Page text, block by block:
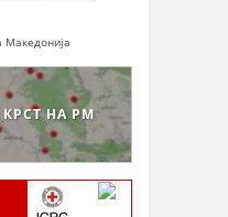
Македонија
НА РМ